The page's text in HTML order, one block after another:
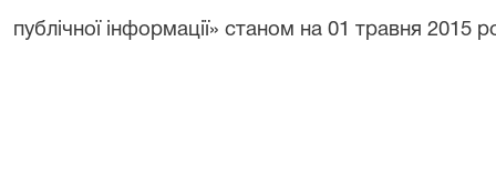
публічної інформації» станом на 01 травня 2015